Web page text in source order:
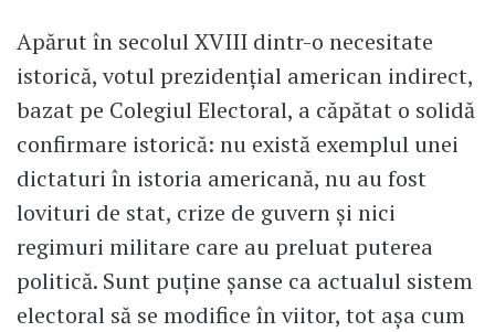
Apărut în secolul XVIII dintr-o necesitate
istorică, votul prezidenţial american indirect,
bazat pe Colegiul Electoral, a căpătat o solidă
confirmare istorică: nu există exemplul unei
dictaturi în istoria americană, nu au fost
lovituri de stat, crize de guvern şi nici
regimuri militare care au preluat puterea
politică. Sunt puţine şanse ca actualul sistem
electoral să se modifice în viitor, tot aşa cum